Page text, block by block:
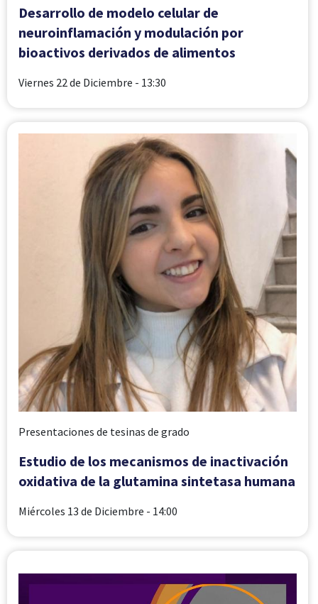
Desarrollo de modelo celular de
neuroinflamación y modulación por
bioactivos derivados de alimentos
Viernes 22 de Diciembre - 13:30
Presentaciones de tesinas de grado
Estudio de los mecanismos de inactivación
oxidativa de la glutamina sintetasa humana
Miércoles 13 de Diciembre - 14:00